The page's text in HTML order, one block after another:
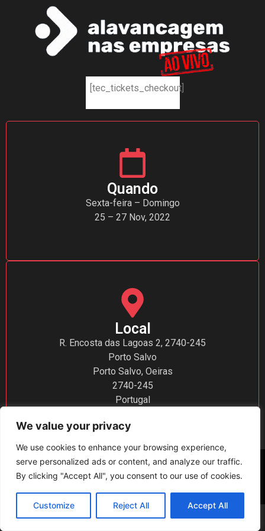
We value your privacy
We use cookies to enhance your browsing experience,
serve personalized ads or content, and analyze our traffic.
By clicking "Accept All", you consent to our use of cookies.
Customize Reject All Accept All
[tec_tickets_checkout]
Quando
Sexta-feira – Domingo
25 – 27 Nov, 2022
Local
R. Encosta das Lagoas 2, 2740-245
Porto Salvo
Porto Salvo,Oeiras
2740-245
Portugal
⁠© Alavancagem Nas Empresas é uma marca de OAKMARK
Lda. Todos os direitos reservados. |Política de
Privacidade